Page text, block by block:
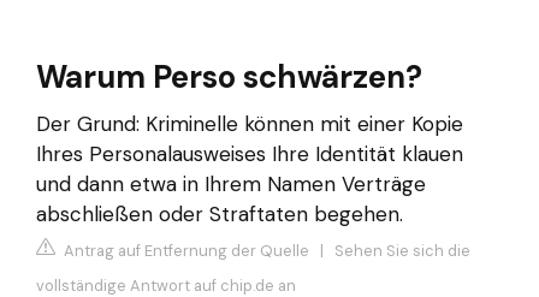
Warum Perso schwärzen?
Der Grund: Kriminelle können mit einer Kopie
Ihres Personalausweises Ihre Identität klauen
und dann etwa in Ihrem Namen Verträge
abschließen oder Straftaten begehen.
Antrag auf Entfernung der Quelle | Sehen Sie sich die
vollständige Antwort auf chip.de an